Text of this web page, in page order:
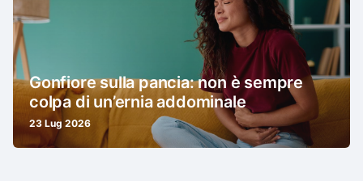
Gonfiore sulla pancia: non è sempre
colpa di un’ernia addominale
23 Lug 2026